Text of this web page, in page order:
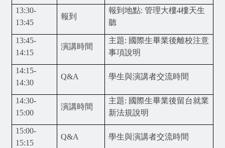
13:30-
13:45
報到
報到地點: 管理大樓4樓天生
聽
13:45-
14:15
演講時間
主題: 國際生畢業後離校注意
事項說明
14:15-
14:30
Q&A 學生與演講者交流時間
14:30-
1 5:00
演講時間
主題: 國際生畢業後留台就業
新法規說明
1 5:00-
1 5:15
Q&A 學生與演講者交流時間